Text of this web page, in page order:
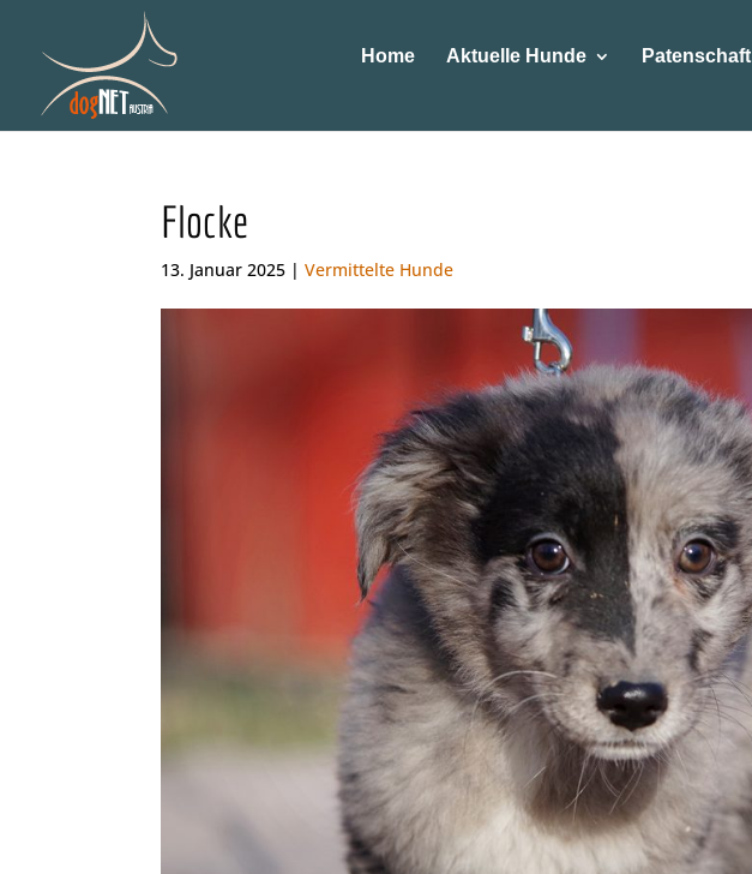
Home Aktuelle Hunde Patenschaft
Flocke
13. Januar 2025 |Vermittelte Hunde